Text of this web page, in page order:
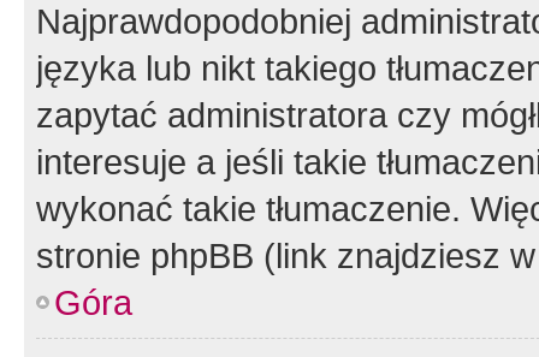
Najprawdopodobniej
języka lub nikt takiego
zapytać administratora czy
interesuje a jeśli takie
wykonać takie tłumaczenie.
stronie phpBB (link znajdziesz
Góra